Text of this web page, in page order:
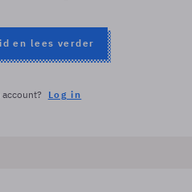
en lees verder
Log in